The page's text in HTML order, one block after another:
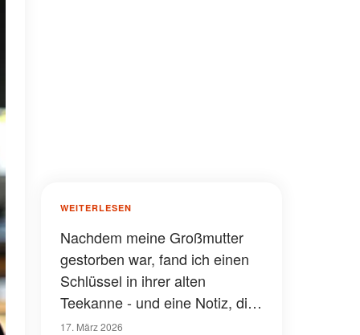
WEITERLESEN
Nachdem meine Großmutter
gestorben war, fand ich einen
Schlüssel in ihrer alten
Teekanne - und eine Notiz, die
mein Nachbar hineingesteckt
17. März 2026